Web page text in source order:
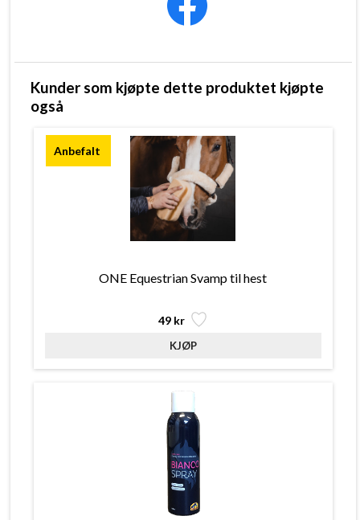
Kunder som kjøpte dette produktet kjøpte
også
ONE Equestrian Svamp til hest
49 kr